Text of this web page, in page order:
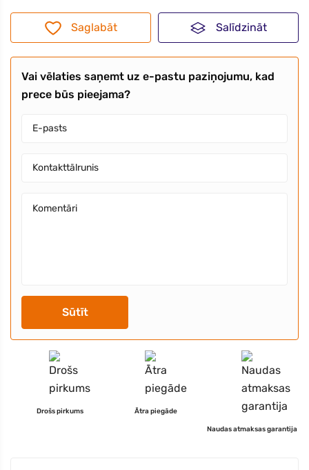
Saglabāt Salīdzināt
Vai vēlaties saņemt uz e-pastu paziņojumu, kad
prece būs pieejama?
Sūtīt
Drošs pirkums Ātra piegāde
Naudas atmaksas garantija